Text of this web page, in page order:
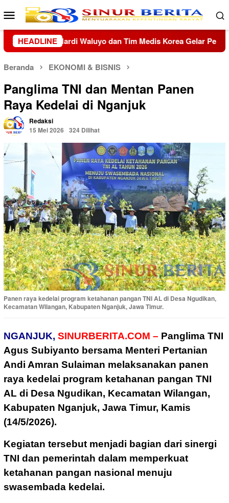
Loncat
ke
konten
Menu
Mobile
HEADLINE
Gelar Pengobatan Gratis 19 Kafilah Pontianak
Beranda EKONOMI & BISNIS
Panglima TNI dan Mentan Panen
Raya Kedelai di Nganjuk
Redaksi
15 Mei 2026
324 Dilihat
Panen raya kedelai program ketahanan pangan TNI AL di Desa Ngudikan,
Kecamatan Wilangan, Kabupaten Nganjuk, Jawa Timur.
NGANJUK, SINURBERITA.COM – Panglima TNI
Agus Subiyanto bersama Menteri Pertanian
Andi Amran Sulaiman melaksanakan panen
raya kedelai program ketahanan pangan TNI
AL di Desa Ngudikan, Kecamatan Wilangan,
Kabupaten Nganjuk, Jawa Timur, Kamis
(14/5/2026).
Kegiatan tersebut menjadi bagian dari sinergi
TNI dan pemerintah dalam memperkuat
ketahanan pangan nasional menuju
swasembada kedelai.